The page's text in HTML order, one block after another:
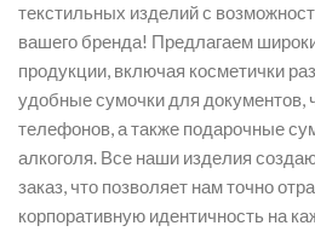
текстильных изделий с
вашего бренда! Предлагаем
продукции, включая косметички
удобные сумочки для документов,
телефонов, а также подарочные
алкоголя. Все наши изделия
заказ, что позволяет нам точно
корпоративную идентичность на